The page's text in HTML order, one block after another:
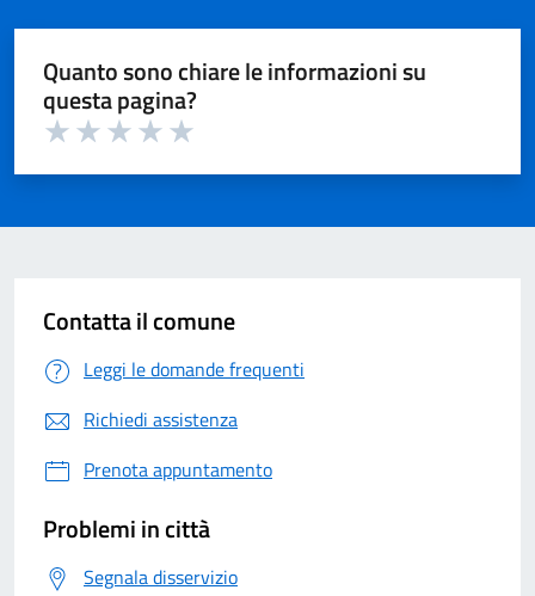
Quanto sono chiare le informazioni su
questa pagina?
Contatta il comune
Leggi le domande frequenti
Richiedi assistenza
Prenota appuntamento
Problemi in città
Segnala disservizio